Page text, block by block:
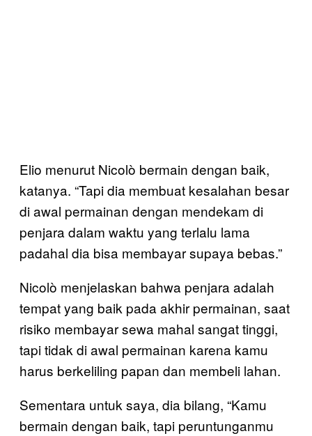
Elio menurut Nicolò bermain dengan baik,
katanya. “Tapi dia membuat kesalahan besar
di awal permainan dengan mendekam di
penjara dalam waktu yang terlalu lama
padahal dia bisa membayar supaya bebas.”
Nicolò menjelaskan bahwa penjara adalah
tempat yang baik pada akhir permainan, saat
risiko membayar sewa mahal sangat tinggi,
tapi tidak di awal permainan karena kamu
harus berkeliling papan dan membeli lahan.
Sementara untuk saya, dia bilang, “Kamu
bermain dengan baik, tapi peruntunganmu